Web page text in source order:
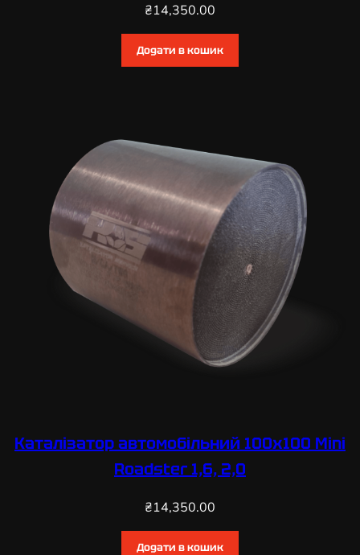
₴14,350.00
Додати в кошик
Каталізатор автомобільний 100х100 Mini
Roadster 1,6, 2,0
₴14,350.00
Додати в кошик